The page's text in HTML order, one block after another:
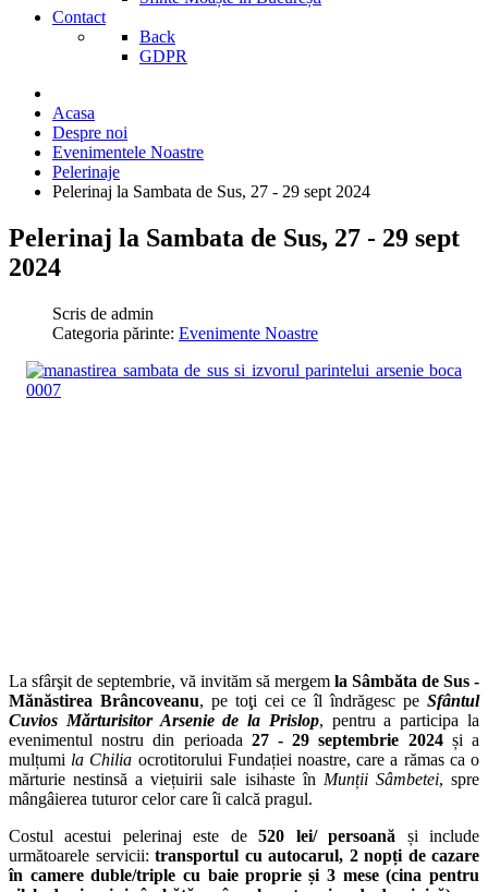
Contact
Back
GDPR
Acasa
Despre noi
Evenimentele Noastre
Pelerinaje
Pelerinaj la Sambata de Sus, 27 - 29 sept 2024
Pelerinaj la Sambata de Sus, 27 - 29 sept
2024
Scris de admin
Categoria părinte: Evenimente Noastre
La sfârşit de septembrie, vă invităm să mergem la Sâmbăta de Sus -
Mănăstirea Brâncoveanu, pe toţi cei ce îl îndrăgesc peSfântul
Cuvios Mărturisitor Arsenie de la Prislop, pentru a participa la
evenimentul nostru din perioada 27 - 29 septembrie 2024 și a
mulțumi la Chilia ocrotitorului Fundației noastre, care a rămas ca o
mărturie nestinsă a viețuirii sale isihaste în Munții Sâmbetei, spre
mângâierea tuturor celor care îi calcă pragul.
Costul acestui pelerinaj este de520 lei/ persoană și include
următoarele servicii: transportul cu autocarul, 2 nopți de cazare
în camere duble/triple cu baie proprie și 3 mese (cina pentru